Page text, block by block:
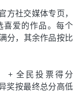
方社交媒体专页，
喜爱的作品。每个
分，其余作品按比
+ 全民投票得分
奖按最终总分高低